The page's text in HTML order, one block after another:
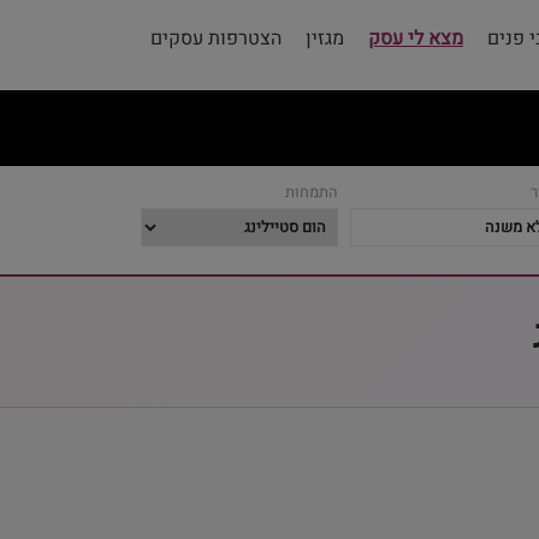
פנים מצא לי עסק מגזין הצטרפות עסקים
התמחות